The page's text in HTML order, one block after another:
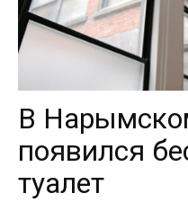
В
появился
туалет